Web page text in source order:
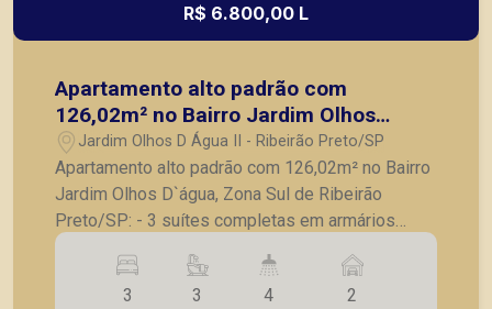
R$ 6.800,00 L
Apartamento alto padrão com
126,02m² no Bairro Jardim Olhos
D`água, Zona Sul de Ribeirão Preto/SP:
Jardim Olhos D Água II - Ribeirão Preto/SP
Apartamento alto padrão com 126,02m² no Bairro
Jardim Olhos D`água, Zona Sul de Ribeirão
Preto/SP: - 3 suítes completas em armários
embutidos; - Lavabo; - Sala para 3 ambientes; -
Varanda gourmet com churrasqueira e fechada
em vidro; - Cozinha com armários planejados,
3 3 4 2